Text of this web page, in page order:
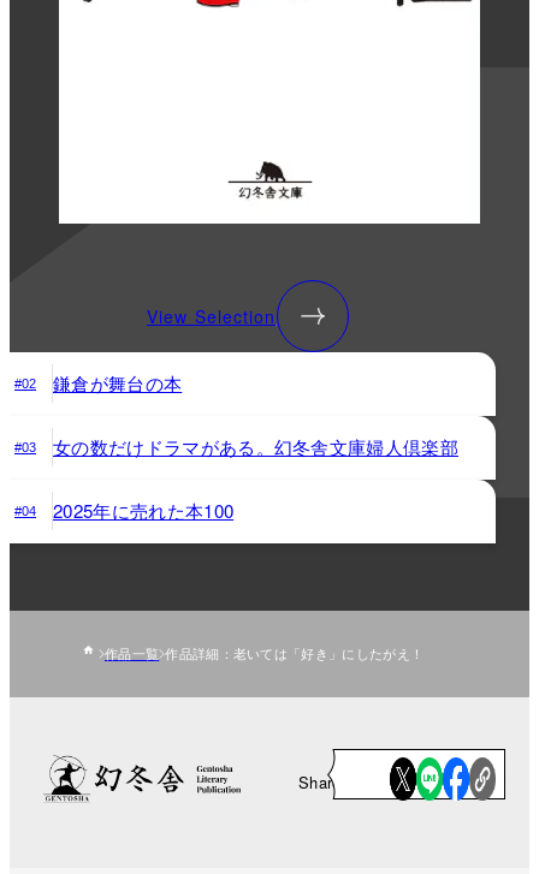
View Selection
#02 鎌倉が舞台の本
#03 女の数だけドラマがある。幻冬舎文庫婦人倶楽部
#04 2025年に売れた本100
作品一覧 作品詳細：老いては「好き」にしたがえ！
Share